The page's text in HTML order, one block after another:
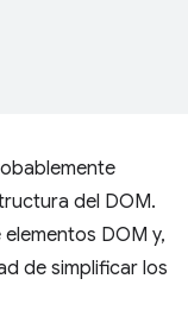
del DOM.
DOM y,
de simplificar los